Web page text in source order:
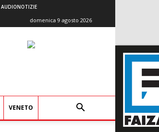
AUDIONOTIZIE
domenica 9 agosto 2026
VENETO